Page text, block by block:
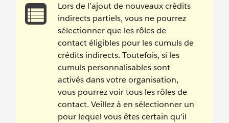
Lors de l’ajout de nouveaux crédits
indirects partiels, vous ne pourrez
sélectionner que les rôles de
contact éligibles pour les cumuls de
crédits indirects. Toutefois, si les
cumuls personnalisables sont
activés dans votre organisation,
vous pourrez voir tous les rôles de
contact. Veillez à en sélectionner un
pour lequel vous êtes certain qu’il